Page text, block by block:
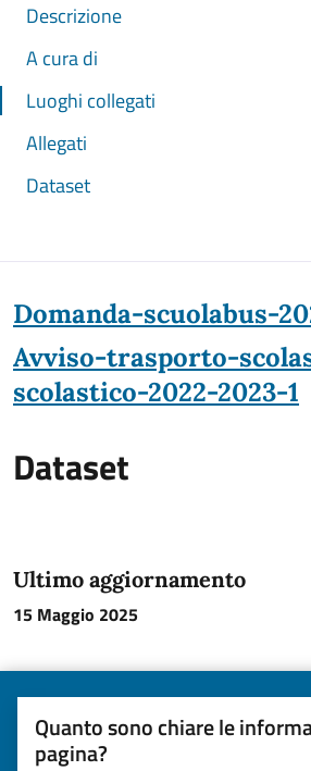
Descrizione
A cura di
Luoghi collegati
Allegati
Dataset
Domanda-scuolabus-
Avviso-trasporto-
scolastico-2022-2023-1
Dataset
Ultimo aggiornamento
15 Maggio 2025
Quanto sono chiare le
pagina?